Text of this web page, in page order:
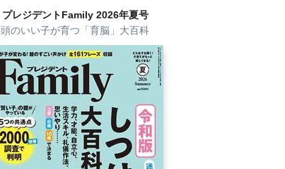
プレジデントFamily 2026年夏号
頭のいい子が育つ「育脳」大百科